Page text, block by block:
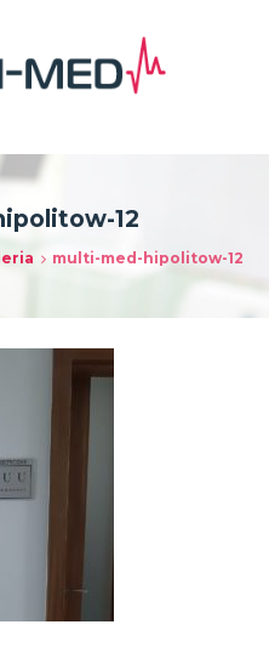
12
multi-med-hipolitow-12